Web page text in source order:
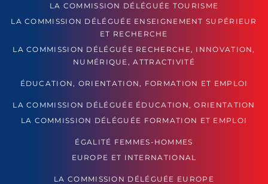
LA COMMISSION DÉLÉGUÉE TOURISME
LA COMMISSION DÉLÉGUÉE ENSEIGNEMENT SUPÉRIEUR
ET RECHERCHE
LA COMMISSION DÉLÉGUÉE RECHERCHE, INNOVATION,
NUMÉRIQUE, ATTRACTIVITÉ
ÉDUCATION, ORIENTATION, FORMATION ET EMPLOI
LA COMMISSION DÉLÉGUÉE ÉDUCATION, ORIENTATION
LA COMMISSION DÉLÉGUÉE FORMATION ET EMPLOI
ÉGALITÉ FEMMES-HOMMES
EUROPE ET INTERNATIONAL
LA COMMISSION DÉLÉGUÉE EUROPE